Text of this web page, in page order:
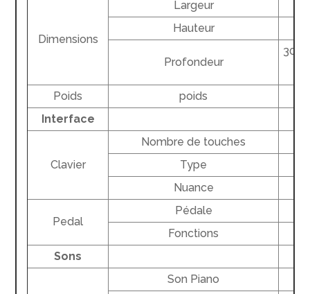
Dimensions
Largeur
Hauteur
Profondeur
309
Poids
poids
Interface
Clavier
Nombre de touches
Type
Nuance
Pedal
Pédale
Fonctions
Sons
Son Piano